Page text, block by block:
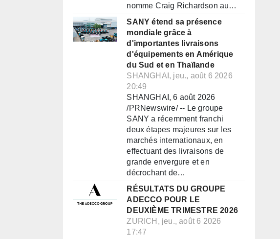
nomme Craig Richardson au…
SANY étend sa présence
mondiale grâce à
d'importantes livraisons
d'équipements en Amérique
du Sud et en Thaïlande
SHANGHAI, jeu., août 6 2026
20:49
SHANGHAI, 6 août 2026
/PRNewswire/ -- Le groupe
SANY a récemment franchi
deux étapes majeures sur les
marchés internationaux, en
effectuant des livraisons de
grande envergure et en
décrochant de…
RÉSULTATS DU GROUPE
ADECCO POUR LE
DEUXIÈME TRIMESTRE 2026
ZURICH, jeu., août 6 2026
17:47